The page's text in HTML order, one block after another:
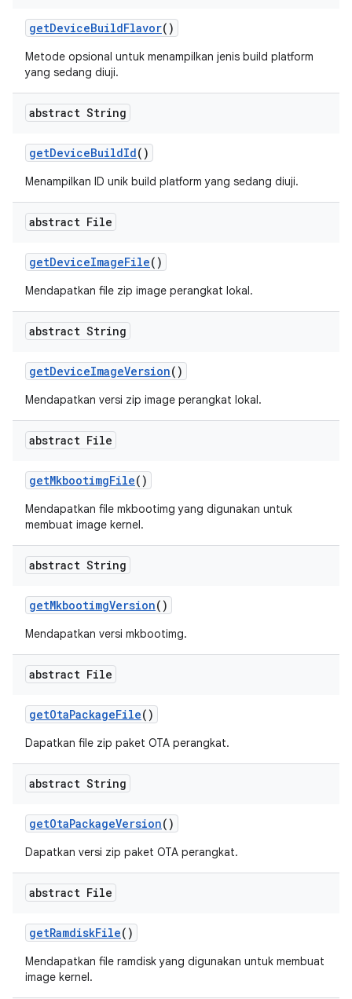
getDeviceBuildFlavor()
Metode opsional untuk menampilkan jenis build platform
yang sedang diuji.
abstract String
getDeviceBuildId()
Menampilkan ID unik build platform yang sedang diuji.
abstract File
getDeviceImageFile()
Mendapatkan file zip image perangkat lokal.
abstract String
getDeviceImageVersion()
Mendapatkan versi zip image perangkat lokal.
abstract File
getMkbootimgFile()
Mendapatkan file mkbootimg yang digunakan untuk
membuat image kernel.
abstract String
getMkbootimgVersion()
Mendapatkan versi mkbootimg.
abstract File
getOtaPackageFile()
Dapatkan file zip paket OTA perangkat.
abstract String
getOtaPackageVersion()
Dapatkan versi zip paket OTA perangkat.
abstract File
getRamdiskFile()
Mendapatkan file ramdisk yang digunakan untuk membuat
image kernel.